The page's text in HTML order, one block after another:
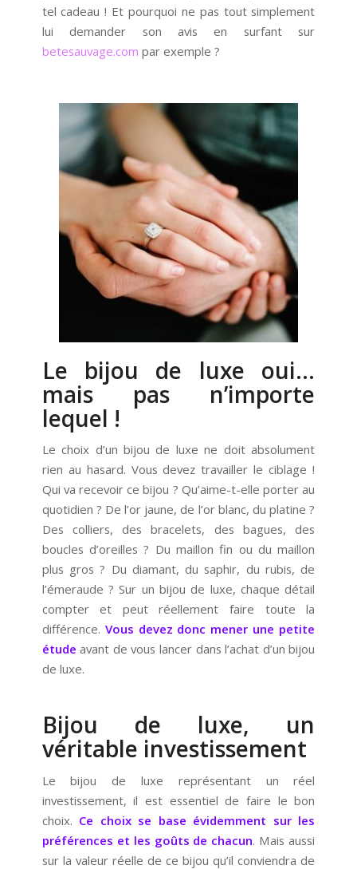
tel cadeau ! Et pourquoi ne pas tout simplement
lui demander son avis en surfant sur
betesauvage.com par exemple ?
Le bijou de luxe oui…
mais pas n’importe
lequel !
Le choix d’un bijou de luxe ne doit absolument
rien au hasard. Vous devez travailler le ciblage !
Qui va recevoir ce bijou ? Qu’aime-t-elle porter au
quotidien ? De l’or jaune, de l’or blanc, du platine ?
Des colliers, des bracelets, des bagues, des
boucles d’oreilles ? Du maillon fin ou du maillon
plus gros ? Du diamant, du saphir, du rubis, de
l’émeraude ? Sur un bijou de luxe, chaque détail
compter et peut réellement faire toute la
différence. Vous devez donc mener une petite
étude avant de vous lancer dans l’achat d’un bijou
de luxe.
Bijou de luxe, un
véritable investissement
Le bijou de luxe représentant un réel
investissement, il est essentiel de faire le bon
choix. Ce choix se base évidemment sur les
préférences et les goûts de chacun. Mais aussi
sur la valeur réelle de ce bijou qu’il conviendra de